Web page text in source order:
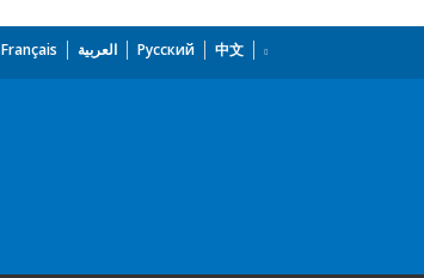
Français العربية Русский 中文